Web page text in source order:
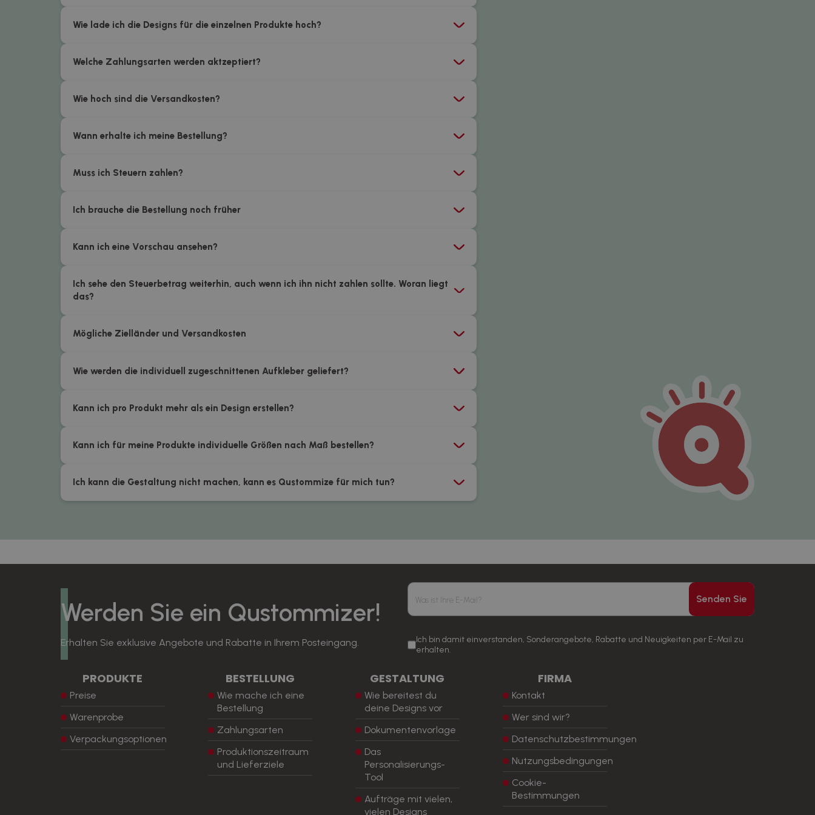
Wie lade ich die Designs für die einzelnen Produkte hoch?
Welche Zahlungsarten werden aktzeptiert?
Wie hoch sind die Versandkosten?
Wann erhalte ich meine Bestellung?
Muss ich Steuern zahlen?
Ich brauche die Bestellung noch früher
Kann ich eine Vorschau ansehen?
Ich sehe den Steuerbetrag weiterhin, auch wenn ich ihn nicht zahlen sollte. Woran liegt
das?
Mögliche Zielländer und Versandkosten
Wie werden die individuell zugeschnittenen Aufkleber geliefert?
Kann ich pro Produkt mehr als ein Design erstellen?
Kann ich für meine Produkte individuelle Größen nach Maß bestellen?
Ich kann die Gestaltung nicht machen, kann es Qustommize für mich tun?
Werden Sie ein Qustommizer!
Erhalten Sie exklusive Angebote und Rabatte in Ihrem Posteingang.
Senden Sie
Ich bin damit einverstanden, Sonderangebote, Rabatte und Neuigkeiten per E-Mail zu
erhalten.
PRODUKTE
Preise
Warenprobe
Verpackungsoptionen
BESTELLUNG
Wie mache ich eine
Bestellung
Zahlungsarten
Produktionszeitraum
und Lieferziele
GESTALTUNG
Wie bereitest du
deine Designs vor
Dokumentenvorlage
Das
Personalisierungs-
Tool
Aufträge mit vielen,
vielen Designs
FIRMA
Kontakt
Wer sind wir?
Datenschutzbestimmungen
Nutzungsbedingungen
Cookie-
Bestimmungen